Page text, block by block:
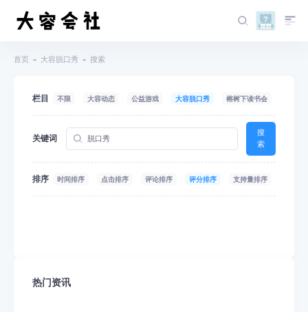
首页 大容脱口秀 搜索
栏目 不限 大容动态 公益游戏 大容脱口秀 榕树下读书会
关键词
搜
索
排序 时间排序 点击排序 评论排序 评分排序 支持量排序
热门资讯